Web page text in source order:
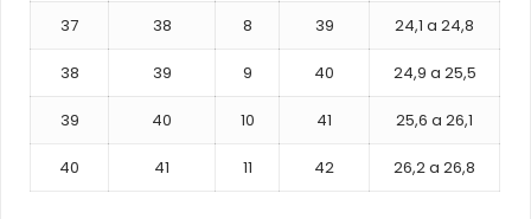
37 38 8 39 24,1 a 24,8
38 39 9 40 24,9 a 25,5
39 40 10 41 25,6 a 26,1
40 41 11 42 26,2 a 26,8